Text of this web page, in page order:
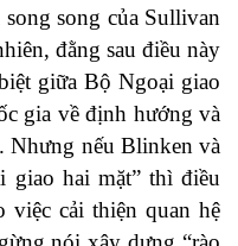
song của Sullivan
đằng sau điều này
giữa Bộ Ngoại giao
gia về định hướng và
Nhưng nếu Blinken và
giao hai mặt” thì điều
cải thiện quan hệ